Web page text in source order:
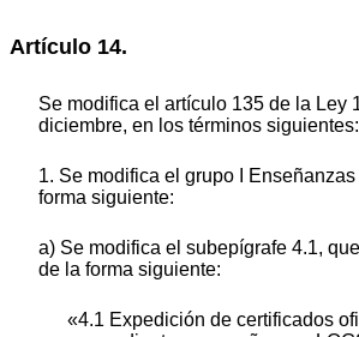
Artículo 14.
Se modifica el artículo 135 de la Ley
diciembre, en los términos siguientes:
1. Se modifica el grupo I
forma siguiente:
a) Se modifica el subepígrafe 4.1,
de la forma siguiente:
«4.1 Expedición de certificados